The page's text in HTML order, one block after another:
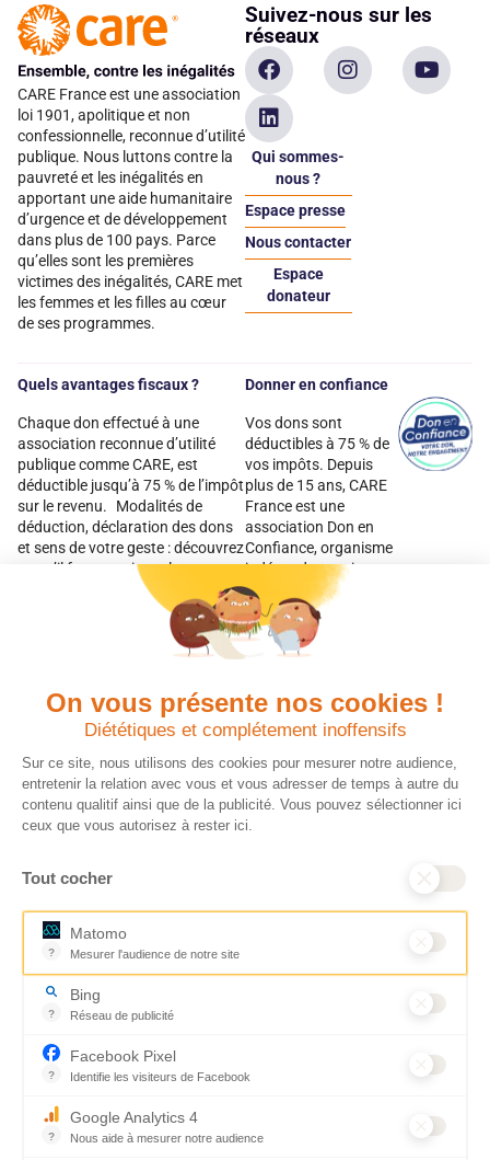
On vous présente nos cookies !
Diététiques et complétement inoffensifs
Sur ce site, nous utilisons des cookies pour mesurer notre audience,
entretenir la relation avec vous et vous adresser de temps à autre du
contenu qualitif ainsi que de la publicité. Vous pouvez sélectionner ici
ceux que vous autorisez à rester ici.
Tout cocher
?
Matomo
Mesurer l'audience de notre site
Outil analytique (alternative à Google Analytics) collectant des
?
Bing
Réseau de publicité
?
Facebook Pixel
Identifie les visiteurs de Facebook
?
Google Analytics 4
Nous aide à mesurer notre audience
CARE France est une association
loi 1901, apolitique et non
confessionnelle, reconnue d’utilité
publique. Nous luttons contre la
pauvreté et les inégalités en
apportant une aide humanitaire
d’urgence et de développement
dans plus de 100 pays. Parce
qu’elles sont les premières
victimes des inégalités, CARE met
les femmes et les filles au cœur
de ses programmes.
Suivez-nous sur les
réseaux
Qui sommes-
nous ?
Espace presse
Nous contacter
Espace
donateur
Quels avantages fiscaux ?
Chaque don effectué à une
association reconnue d’utilité
publique comme CARE, est
déductible jusqu’à 75 % de l’impôt
sur le revenu. Modalités de
déduction, déclaration des dons
et sens de votre geste : découvrez
ce qu’il faut savoir sur la
défiscalisation des dons en
France pour exprimer votre
générosité et optimiser votre
fiscalité en toute confiance.
Donner en confiance
Vos dons sont
déductibles à 75 % de
vos impôts. Depuis
plus de 15 ans, CARE
France est une
association Don en
Confiance, organisme
indépendant qui
contrôle la bonne
utilisation des dons.
Nous nous engageons
ainsi à 100 % de
rigueur dans
l’utilisation de vos
dons. Votre générosité
est essentielle pour
aider les populations
qui en ont le plus
besoin.
Mentions légales
Cookies
Accessibilité : non conforme
Développé par Novius
France